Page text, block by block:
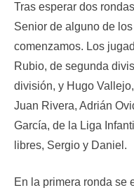
Tras esperar dos
Senior de alguno de
comenzamos. Los
Rubio, de segunda
división, y Hugo
Juan Rivera, Adrián
García, de la Liga
libres, Sergio y Daniel.
En la primera ronda se